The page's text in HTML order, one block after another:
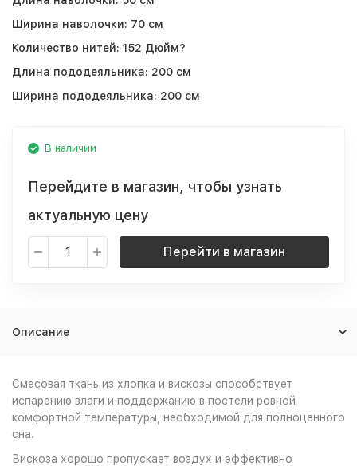
Ширина наволочки: 70 см
Количество нитей: 152 Дюйм?
Длина пододеяльника: 200 см
Ширина пододеяльника: 200 см
В наличии
Перейдите в магазин, чтобы узнать
актуальную цену
Перейти в магазин
Описание
Смесовая ткань из хлопка и вискозы способствует
испарению влаги и поддержанию в постели ровной
комфортной температуры, необходимой для полноценного
сна.
Вискоза хорошо пропускает воздух и эффективно